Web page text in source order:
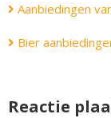
Aanbiedingen
Bier
Reactie